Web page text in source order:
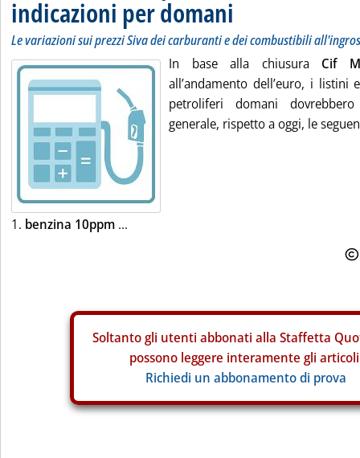
indicazioni per domani
Le variazioni sui prezzi Siva dei carburanti e dei combustibili
In base alla chiusura Cif
all’andamento dell’euro, i listini
petroliferi domani
generale, rispetto a oggi, le
1. benzina 10ppm ...
Soltanto gli utenti abbonati alla Staffetta
possono leggere interamente gli
Richiedi un abbonamento di prova